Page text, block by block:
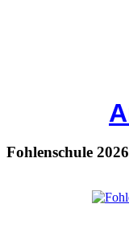
Fohlenschule 2026